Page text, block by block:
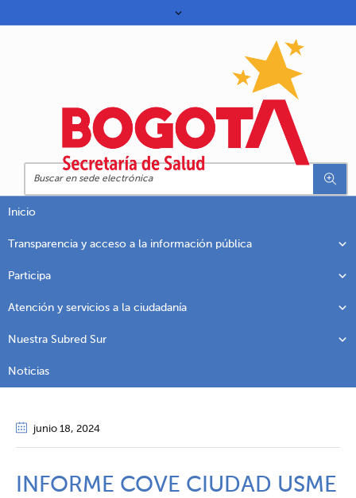
Inicio
Transparencia y acceso a la información pública
Participa
Atención y servicios a la ciudadanía
Nuestra Subred Sur
Noticias
junio 18, 2024
INFORME COVE CIUDAD USME